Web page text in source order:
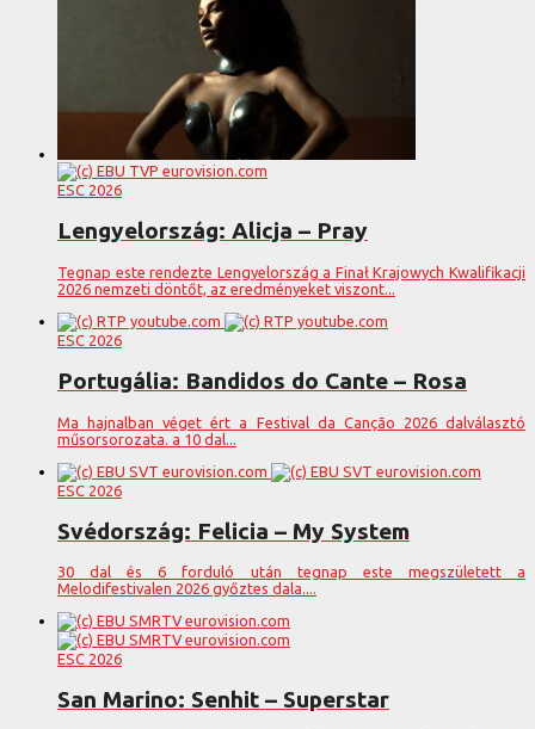
ESC 2026
Lengyelország: Alicja – Pray
Tegnap este rendezte Lengyelország a Finał Krajowych Kwalifikacji
2026 nemzeti döntőt, az eredményeket viszont...
ESC 2026
Portugália: Bandidos do Cante – Rosa
Ma hajnalban véget ért a Festival da Canção 2026 dalválasztó
műsorsorozata. a 10 dal...
ESC 2026
Svédország: Felicia – My System
30 dal és 6 forduló után tegnap este megszületett a
Melodifestivalen 2026 győztes dala....
ESC 2026
San Marino: Senhit – Superstar